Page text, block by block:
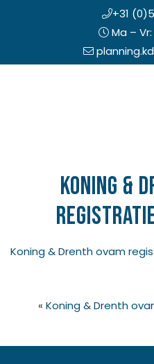
+31
Ma –
Koning &
Koning & Drenth ovam
« Koning & Drenth